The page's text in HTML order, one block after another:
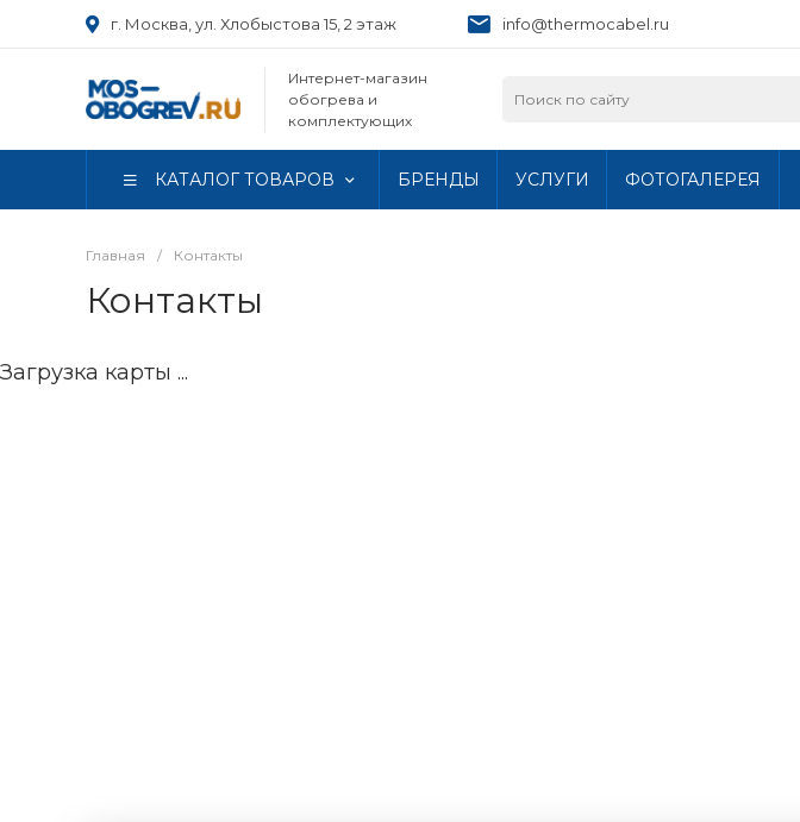
г. Москва, ул. Хлобыстова 15, 2 этаж info@thermocabel.ru
Интернет-магазин
обогрева и
комплектующих
КАТАЛОГ ТОВАРОВ БРЕНДЫ УСЛУГИ ФОТОГАЛЕРЕЯ
Главная / Контакты
Контакты
Загрузка карты ...